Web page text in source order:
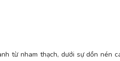
từ nham thạch, dưới sự dồn nén